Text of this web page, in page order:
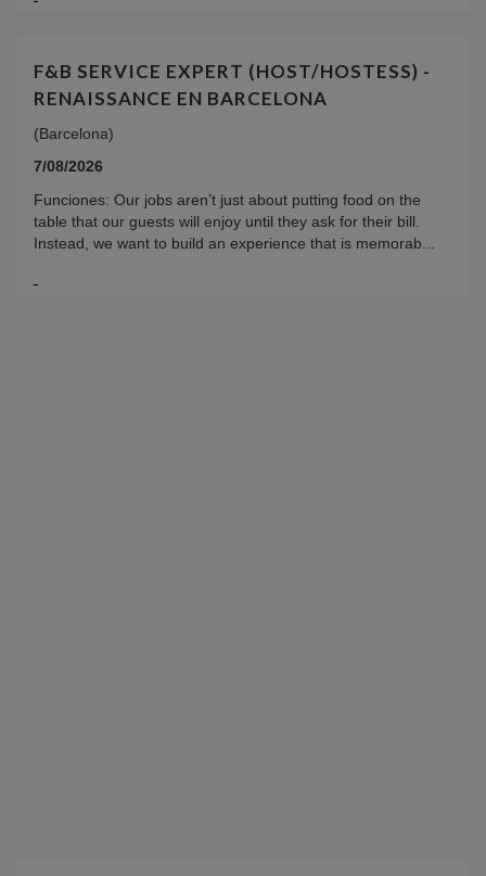
F&B SERVICE EXPERT (HOST/HOSTESS) -
RENAISSANCE EN BARCELONA
(Barcelona)
7/08/2026
Funciones: Our jobs aren’t just about putting food on the
table that our guests will enjoy until they ask for their bill.
Instead, we want to build an experience that is memorab...